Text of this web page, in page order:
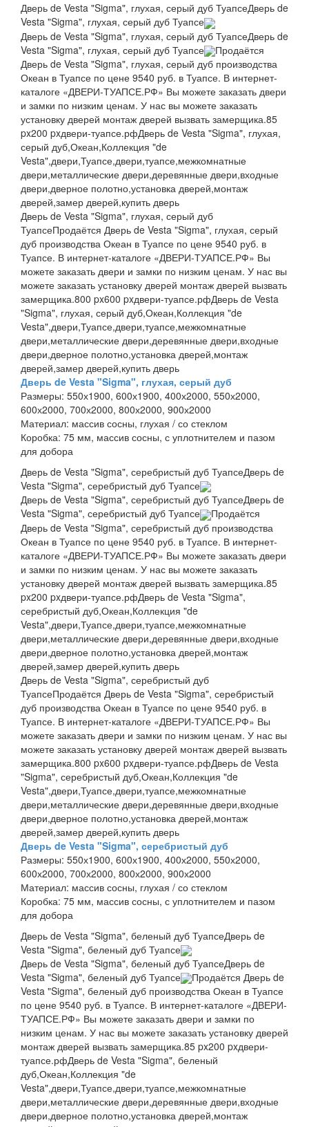
Дверь de Vesta "Sigma", глухая, серый дуб ТуапсеДверь de
Vesta "Sigma", глухая, серый дуб Туапсе
Дверь de Vesta "Sigma", глухая, серый дуб ТуапсеДверь de
Vesta "Sigma", глухая, серый дуб Туапсе
Продаётся
Дверь de Vesta "Sigma", глухая, серый дуб производства
Океан в Туапсе по цене 9540 руб. в Туапсе. В интернет-
каталоге «ДВЕРИ-ТУАПСЕ.РФ» Вы можете заказать двери
и замки по низким ценам. У нас вы можете заказать
установку дверей монтаж дверей вызвать замерщика.85
px200 pxдвери-туапсе.рфДверь de Vesta "Sigma", глухая,
серый дуб,Океан,Коллекция "de
Vesta",двери,Туапсе,двери,туапсе,межкомнатные
двери,металлические двери,деревянные двери,входные
двери,дверное полотно,установка дверей,монтаж
дверей,замер дверей,купить дверь
Дверь de Vesta "Sigma", глухая, серый дуб
ТуапсеПродаётся Дверь de Vesta "Sigma", глухая, серый
дуб производства Океан в Туапсе по цене 9540 руб. в
Туапсе. В интернет-каталоге «ДВЕРИ-ТУАПСЕ.РФ» Вы
можете заказать двери и замки по низким ценам. У нас вы
можете заказать установку дверей монтаж дверей вызвать
замерщика.800 px600 pxдвери-туапсе.рфДверь de Vesta
"Sigma", глухая, серый дуб,Океан,Коллекция "de
Vesta",двери,Туапсе,двери,туапсе,межкомнатные
двери,металлические двери,деревянные двери,входные
двери,дверное полотно,установка дверей,монтаж
дверей,замер дверей,купить дверь
Дверь de Vesta "Sigma", глухая, серый дуб
Размеры: 550х1900, 600х1900, 400х2000, 550х2000,
600х2000, 700х2000, 800х2000, 900х2000
Материал: массив сосны, глухая / со стеклом
Коробка: 75 мм, массив сосны, с уплотнителем и пазом
для добора
Дверь de Vesta "Sigma", серебристый дуб ТуапсеДверь de
Vesta "Sigma", серебристый дуб Туапсе
Дверь de Vesta "Sigma", серебристый дуб ТуапсеДверь de
Vesta "Sigma", серебристый дуб Туапсе
Продаётся
Дверь de Vesta "Sigma", серебристый дуб производства
Океан в Туапсе по цене 9540 руб. в Туапсе. В интернет-
каталоге «ДВЕРИ-ТУАПСЕ.РФ» Вы можете заказать двери
и замки по низким ценам. У нас вы можете заказать
установку дверей монтаж дверей вызвать замерщика.85
px200 pxдвери-туапсе.рфДверь de Vesta "Sigma",
серебристый дуб,Океан,Коллекция "de
Vesta",двери,Туапсе,двери,туапсе,межкомнатные
двери,металлические двери,деревянные двери,входные
двери,дверное полотно,установка дверей,монтаж
дверей,замер дверей,купить дверь
Дверь de Vesta "Sigma", серебристый дуб
ТуапсеПродаётся Дверь de Vesta "Sigma", серебристый
дуб производства Океан в Туапсе по цене 9540 руб. в
Туапсе. В интернет-каталоге «ДВЕРИ-ТУАПСЕ.РФ» Вы
можете заказать двери и замки по низким ценам. У нас вы
можете заказать установку дверей монтаж дверей вызвать
замерщика.800 px600 pxдвери-туапсе.рфДверь de Vesta
"Sigma", серебристый дуб,Океан,Коллекция "de
Vesta",двери,Туапсе,двери,туапсе,межкомнатные
двери,металлические двери,деревянные двери,входные
двери,дверное полотно,установка дверей,монтаж
дверей,замер дверей,купить дверь
Дверь de Vesta "Sigma", серебристый дуб
Размеры: 550х1900, 600х1900, 400х2000, 550х2000,
600х2000, 700х2000, 800х2000, 900х2000
Материал: массив сосны, глухая / со стеклом
Коробка: 75 мм, массив сосны, с уплотнителем и пазом
для добора
Дверь de Vesta "Sigma", беленый дуб ТуапсеДверь de
Vesta "Sigma", беленый дуб Туапсе
Дверь de Vesta "Sigma", беленый дуб ТуапсеДверь de
Vesta "Sigma", беленый дуб Туапсе
Продаётся Дверь de
Vesta "Sigma", беленый дуб производства Океан в Туапсе
по цене 9540 руб. в Туапсе. В интернет-каталоге «ДВЕРИ-
ТУАПСЕ.РФ» Вы можете заказать двери и замки по
низким ценам. У нас вы можете заказать установку дверей
монтаж дверей вызвать замерщика.85 px200 pxдвери-
туапсе.рфДверь de Vesta "Sigma", беленый
дуб,Океан,Коллекция "de
Vesta",двери,Туапсе,двери,туапсе,межкомнатные
двери,металлические двери,деревянные двери,входные
двери,дверное полотно,установка дверей,монтаж